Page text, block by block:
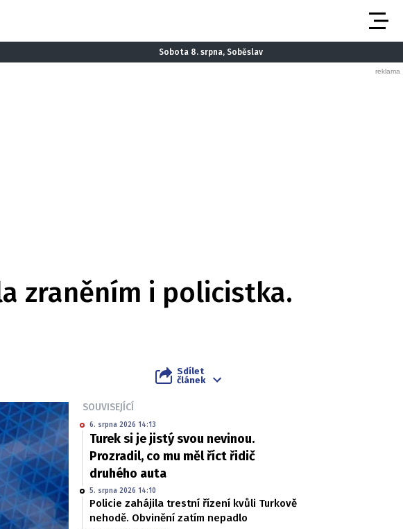
Sobota 8. srpna, Soběslav
zraněním i policistka.
Sdílet
článek
SOUVISEJÍCÍ
6. srpna 2026 14:13
Turek si je jistý svou nevinou.
Prozradil, co mu měl říct řidič
druhého auta
5. srpna 2026 14:10
Policie zahájila trestní řízení kvůli Turkově
nehodě. Obvinění zatím nepadlo